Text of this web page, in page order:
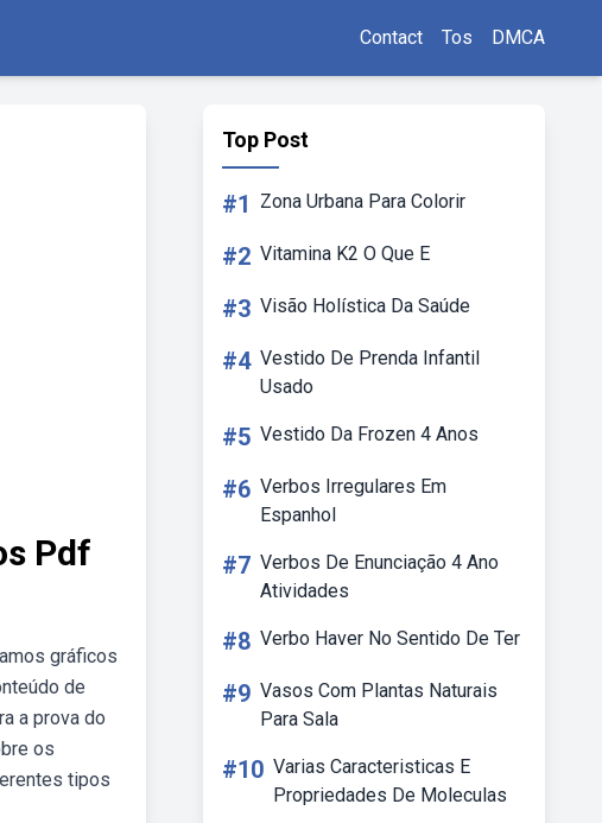
Contact Tos DMCA
Pdf
gráficos
de
a prova do
os
tipos
Top Post
#1 Zona Urbana Para Colorir
#2 Vitamina K2 O Que E
#3 Visão Holística Da Saúde
#4 Vestido De Prenda Infantil
Usado
#5 Vestido Da Frozen 4 Anos
#6 Verbos Irregulares Em
Espanhol
#7 Verbos De Enunciação 4 Ano
Atividades
#8 Verbo Haver No Sentido De Ter
#9 Vasos Com Plantas Naturais
Para Sala
#10 Varias Caracteristicas E
Propriedades De Moleculas